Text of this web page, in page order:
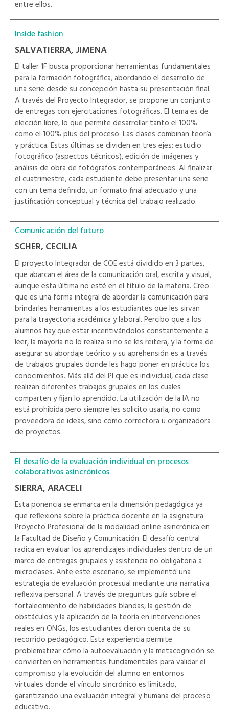
entre ellos.
Inside fashion
SALVATIERRA, JIMENA
El taller 1F busca proporcionar herramientas fundamentales
para la formación fotográfica, abordando el desarrollo de
una serie desde su concepción hasta su presentación final.
A través del Proyecto Integrador, se propone un conjunto
de entregas con ejercitaciones fotográficas. El tema es de
elección libre, lo que permite desarrollar tanto el 100%
como el 100% plus del proceso. Las clases combinan teoría
y práctica. Estas últimas se dividen en tres ejes: estudio
fotográfico (aspectos técnicos), edición de imágenes y
análisis de obra de fotógrafos contemporáneos. Al finalizar
el cuatrimestre, cada estudiante debe presentar una serie
con un tema definido, un formato final adecuado y una
justificación conceptual y técnica del trabajo realizado.
Comunicación del futuro
SCHER, CECILIA
El proyecto Integrador de COE está dividido en 3 partes,
que abarcan el área de la comunicación oral, escrita y visual,
aunque esta última no esté en el título de la materia. Creo
que es una forma integral de abordar la comunicación para
brindarles herramientas a los estudiantes que les sirvan
para la trayectoria académica y laboral. Percibo que a los
alumnos hay que estar incentivándolos constantemente a
leer, la mayoría no lo realiza si no se les reitera, y la forma de
asegurar su abordaje teórico y su aprehensión es a través
de trabajos grupales donde les hago poner en práctica los
conocimientos. Más allá del PI que es individual, cada clase
realizan diferentes trabajos grupales en los cuales
comparten y fijan lo aprendido. La utilización de la IA no
está prohibida pero siempre les solicito usarla, no como
proveedora de ideas, sino como correctora u organizadora
de proyectos
El desafío de la evaluación individual en procesos
colaborativos asincrónicos
SIERRA, ARACELI
Esta ponencia se enmarca en la dimensión pedagógica ya
que reflexiona sobre la práctica docente en la asignatura
Proyecto Profesional de la modalidad online asincrónica en
la Facultad de Diseño y Comunicación. El desafío central
radica en evaluar los aprendizajes individuales dentro de un
marco de entregas grupales y asistencia no obligatoria a
microclases. Ante este escenario, se implementó una
estrategia de evaluación procesual mediante una narrativa
reflexiva personal. A través de preguntas guía sobre el
fortalecimiento de habilidades blandas, la gestión de
obstáculos y la aplicación de la teoría en intervenciones
reales en ONGs, los estudiantes dieron cuenta de su
recorrido pedagógico. Esta experiencia permite
problematizar cómo la autoevaluación y la metacognición se
convierten en herramientas fundamentales para validar el
compromiso y la evolución del alumno en entornos
virtuales donde el vínculo sincrónico es limitado,
garantizando una evaluación integral y humana del proceso
educativo.